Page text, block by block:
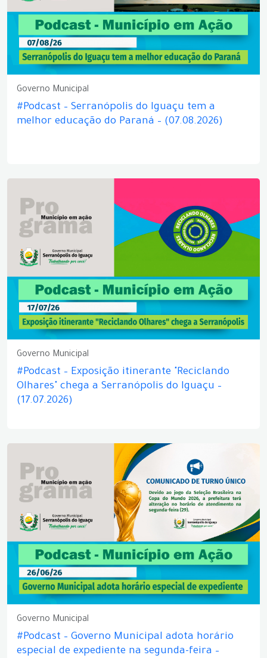
Governo Municipal
#Podcast – Serranópolis do Iguaçu tem a
melhor educação do Paraná – (07.08.2026)
Governo Municipal
#Podcast – Exposição itinerante "Reciclando
Olhares" chega a Serranópolis do Iguaçu –
(17.07.2026)
Governo Municipal
#Podcast – Governo Municipal adota horário
especial de expediente na segunda-feira –